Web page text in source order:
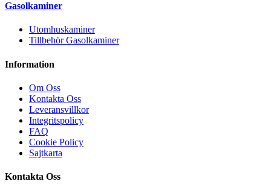
Gasolkaminer
Utomhuskaminer
Tillbehör Gasolkaminer
Information
Om Oss
Kontakta Oss
Leveransvillkor
Integritspolicy
FAQ
Cookie Policy
Sajtkarta
Kontakta Oss